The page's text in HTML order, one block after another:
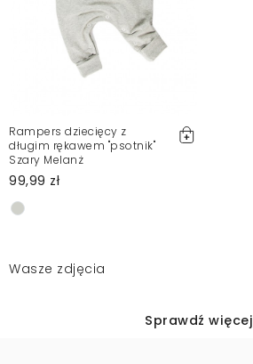
Rampers dziecięcy z
długim rękawem "psotnik"
Szary Melanż
99,99 zł
Wasze zdjęcia
Sprawdź więcej